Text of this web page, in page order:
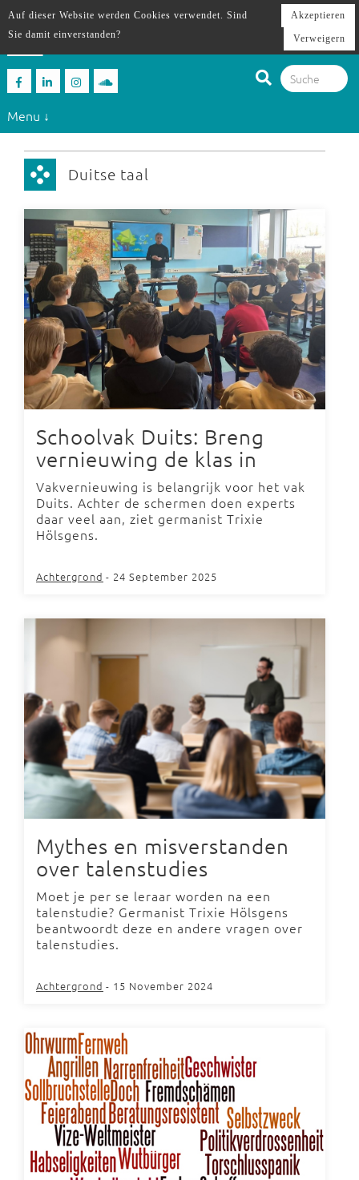
Menu ↓
Duitse taal
Schoolvak Duits: Breng
vernieuwing de klas in
Vakvernieuwing is belangrijk voor het vak
Duits. Achter de schermen doen experts
daar veel aan, ziet germanist Trixie
Hölsgens.
Achtergrond - 24 September 2025
Mythes en misverstanden
over talenstudies
Moet je per se leraar worden na een
talenstudie? Germanist Trixie Hölsgens
beantwoordt deze en andere vragen over
talenstudies.
Achtergrond - 15 November 2024
Auf dieser Website werden Cookies verwendet. Sind
Sie damit einverstanden?
Akzeptieren
Verweigern